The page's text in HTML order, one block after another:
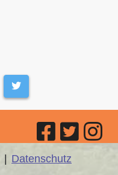
Datenschutz